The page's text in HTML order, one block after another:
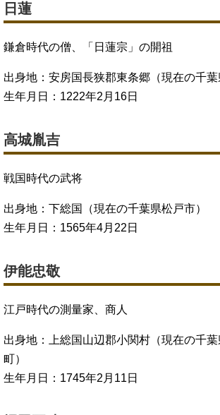
日蓮
鎌倉時代の僧、「日蓮宗」の開祖
出身地：安房国長狭郡東条郷（現在の千葉
生年月日：1222年2月16日
高城胤吉
戦国時代の武将
出身地：下総国（現在の千葉県松戸市）
生年月日：1565年4月22日
伊能忠敬
江戸時代の測量家、商人
出身地：上総国山辺郡小関村（現在の千
町）
生年月日：1745年2月11日